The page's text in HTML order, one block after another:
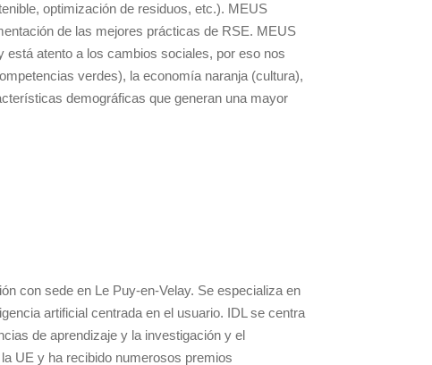
optimización de residuos, etc.). MEUS
de las mejores prácticas de RSE. MEUS
atento a los cambios sociales, por eso nos
verdes), la economía naranja (cultura),
demográficas que generan una mayor
con sede en Le Puy-en-Velay. Se especializa en
artificial centrada en el usuario. IDL se centra
de aprendizaje y la investigación y el
UE y ha recibido numerosos premios